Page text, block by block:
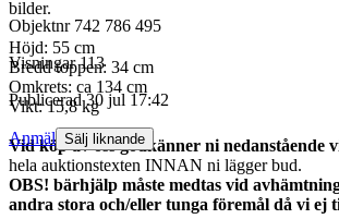
bilder.
Höjd: 55 cm
Bredd toppen: 34 cm
Omkrets: ca 134 cm
Vikt: 15,8 kg
Vid köp av oss godkänner ni nedanstående
hela auktionstexten INNAN ni lägger bud.
OBS! bärhjälp måste medtas vid
andra stora och/eller tunga föremål då vi ej
Objektnr 742 786 495
Visningar 113
Publicerad 30 jul 17:42
Anmäl Sälj liknande